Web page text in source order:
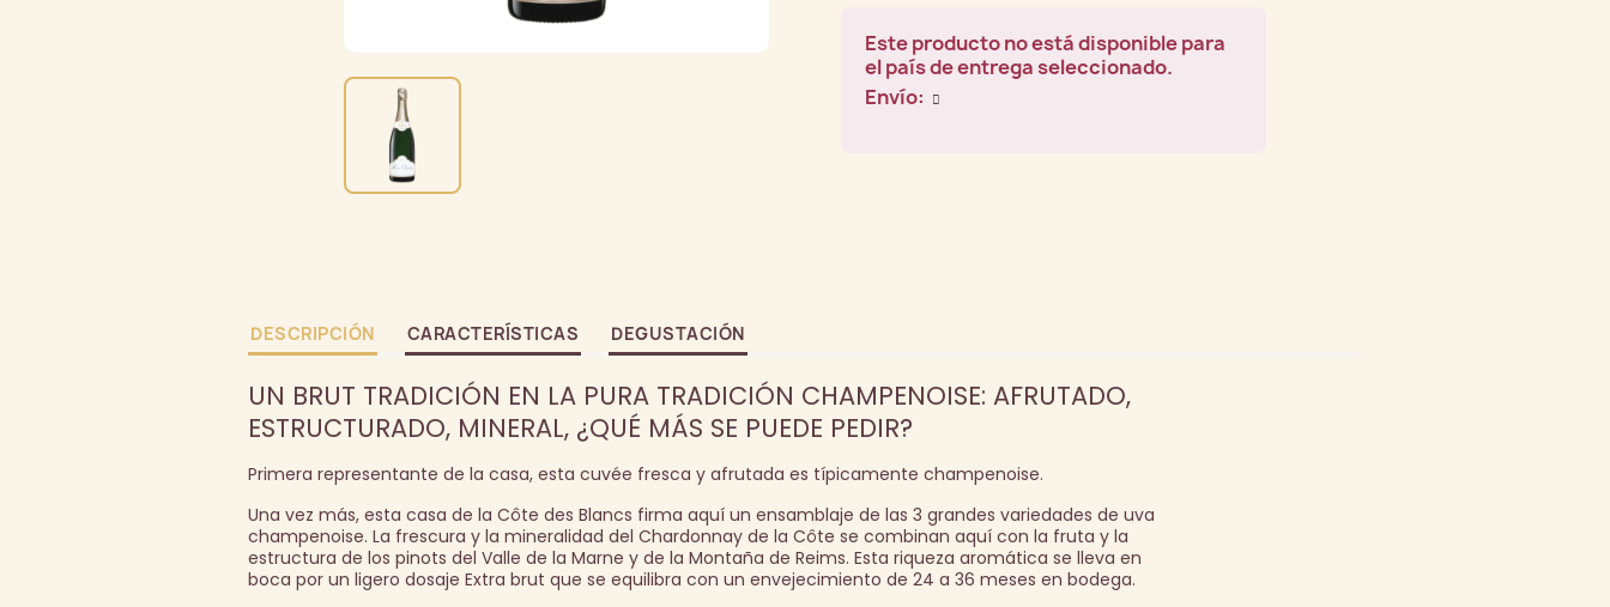
Este producto no está disponible para
el país de entrega seleccionado.
Envío:
DESCRIPCIÓN CARACTERÍSTICAS DEGUSTACIÓN
UN BRUT TRADICIÓN EN LA PURA TRADICIÓN CHAMPENOISE: AFRUTADO,
ESTRUCTURADO, MINERAL, ¿QUÉ MÁS SE PUEDE PEDIR?
Primera representante de la casa, esta cuvée fresca y afrutada es típicamente champenoise.
Una vez más, esta casa de la Côte des Blancs firma aquí un ensamblaje de las 3 grandes variedades de uva
champenoise. La frescura y la mineralidad del Chardonnay de la Côte se combinan aquí con la fruta y la
estructura de los pinots del Valle de la Marne y de la Montaña de Reims. Esta riqueza aromática se lleva en
boca por un ligero dosaje Extra brut que se equilibra con un envejecimiento de 24 a 36 meses en bodega.